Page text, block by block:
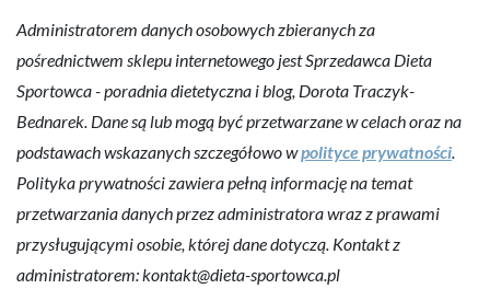
Administratorem danych osobowych zbieranych za
pośrednictwem sklepu internetowego jest Sprzedawca Dieta
Sportowca - poradnia dietetyczna i blog, Dorota Traczyk-
Bednarek. Dane są lub mogą być przetwarzane w celach oraz na
podstawach wskazanych szczegółowo wpolityce prywatności.
Polityka prywatności zawiera pełną informację na temat
przetwarzania danych przez administratora wraz z prawami
przysługującymi osobie, której dane dotyczą. Kontakt z
administratorem: kontakt@dieta-sportowca.pl